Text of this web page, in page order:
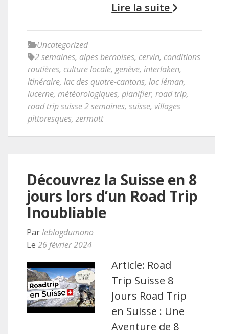
Lire la suite
Uncategorized
2 semaines, alpes bernoises, cervin, conditions
routières, culture locale, genève, interlaken,
itinéraire, lac des quatre-cantons, lac léman,
lucerne, météorologiques, planifier, road trip,
road trip suisse 2 semaines, suisse, villages
pittoresques, zermatt
Découvrez la Suisse en 8
jours lors d’un Road Trip
Inoubliable
Parleblogdumono
Le 26 février 2024
Article: Road
Trip Suisse 8
Jours Road Trip
en Suisse : Une
Aventure de 8